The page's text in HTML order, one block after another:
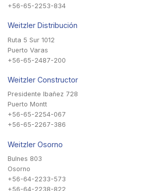
+56-65-2253-834
Weitzler Distribución
Ruta 5 Sur 1012
Puerto Varas
+56-65-2487-200
Weitzler Constructor
Presidente Ibañez 728
Puerto Montt
+56-65-2254-067
+56-65-2267-386
Weitzler Osorno
Bulnes 803
Osorno
+56-64-2233-573
+56-64-2238-822